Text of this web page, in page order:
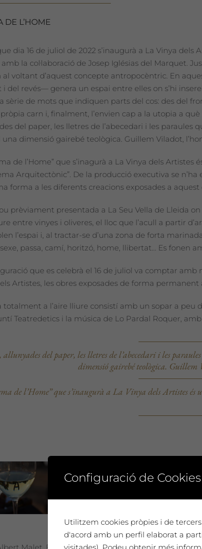
DE L’HOME
dia 16 de juliol de 2022 s’inaugurà a La Vinya
amb la col·laboració de Josep Iglésias del Marquet.
al voltant d’aquest concepte antropocèntric. En
i del revés— genera un espai entre elles on s’hi
sèrie de mots que indiquen parts del cos: des del
carn i, finalment, l’envien cap a la utopia a
del paper, les lletres de l’abecedari i les
dimensió gairebé teològica. Guillem Viladot,
de l’Home” que s’inagurà a La Vinya dels
Arquitectònic”. De la producció executiva se
forma a les diferents creacions exposades a
prèviament presentada a La Seu Vella de Lleida
entre vinyes i oliveres, el lloc que l’acull a partir
l’espai i, al tractar-se d’una zona de forta
passa, camí, horitzó, home, llibertat… Es fonen
que es celebrà el 16 de juliol va comptar
Artistes, les obres exposades de forma
totalment a l’aire lliure consistí amb un sopar a peu
Teatredetics i la música de Lo Pardal Roquer,
allunyades del paper, les lletres de l’abecedari i les
dimensió gairebé teològica. Guillem
de l’Home” que s’inaugurà a La Vinya dels Artistes
Configuració de Cookies
Utilitzem cookies pròpies i de
d'acord amb un perfil elaborat a
visitades). Podeu obtenir més